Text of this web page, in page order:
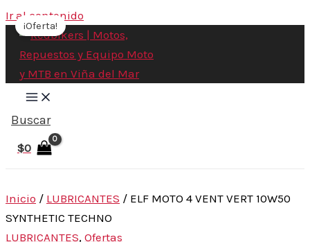
Ir al contenido
Buscar
$0
¡Oferta!
Inicio / LUBRICANTES / ELF MOTO 4 VENT VERT 10W50
SYNTHETIC TECHNO
LUBRICANTES, Ofertas